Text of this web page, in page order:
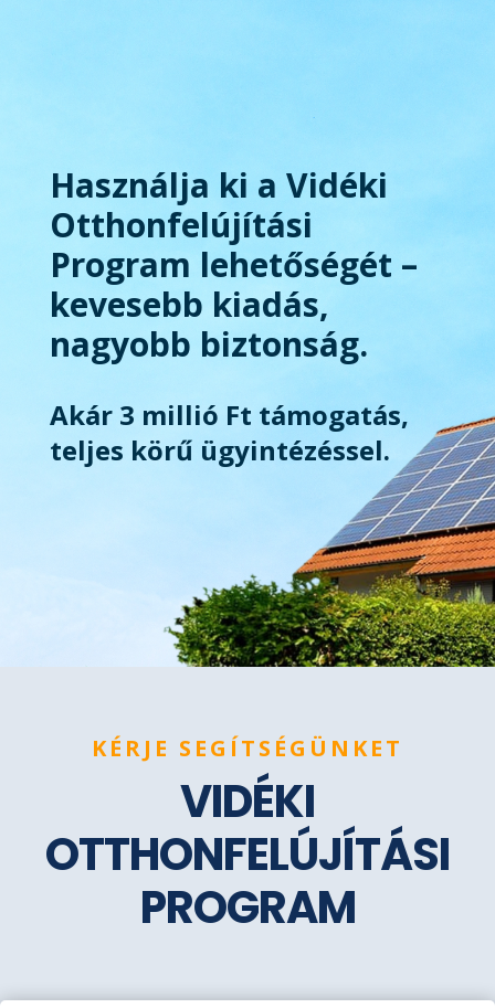
Használja ki a Vidéki
Otthonfelújítási
Program lehetőségét –
kevesebb kiadás,
nagyobb biztonság.
Akár 3 millió Ft támogatás,
teljes körű ügyintézéssel.
KÉRJE SEGÍTSÉGÜNKET
VIDÉKI
OTTHONFELÚJÍTÁSI
PROGRAM